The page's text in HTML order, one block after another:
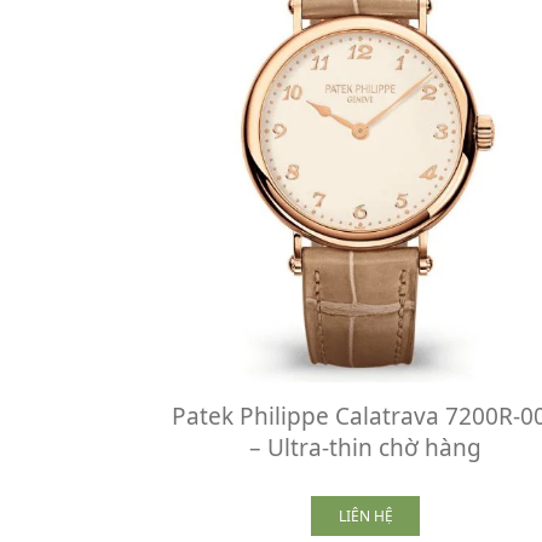
Patek Philippe Calatrava 7200R-
– Ultra-thin chờ hàng
LIÊN HỆ